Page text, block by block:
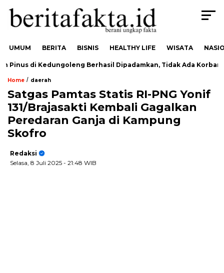
UMUM BERITA BISNIS HEALTHY LIFE WISATA
di Kedungoleng Berhasil Dipadamkan, Tidak Ada Korban
Home / daerah
Satgas Pamtas Statis RI-PNG Yonif
131/Brajasakti Kembali Gagalkan
Peredaran Ganja di Kampung
Skofro
Redaksi
Selasa, 8 Juli 2025 - 21:48 WIB